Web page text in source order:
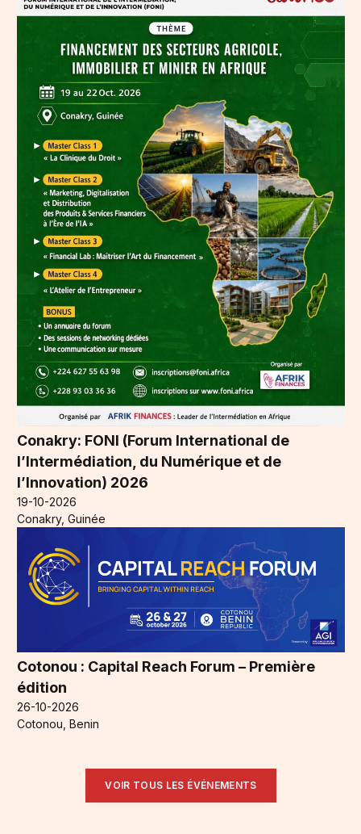
Conakry: FONI (Forum International de
l’Intermédiation, du Numérique et de
l’Innovation) 2026
19-10-2026
Conakry, Guinée
Cotonou : Capital Reach Forum – Première
édition
26-10-2026
Cotonou, Benin
VOIR TOUS LES ÉVÉNEMENTS